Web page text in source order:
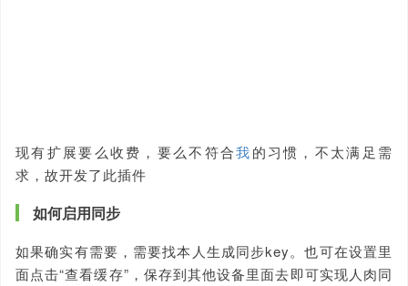
现有扩展要么收费，要么不符合我的习惯，不太满足需
求，故开发了此插件
如何启用同步
如果确实有需要，需要找本人生成同步key。也可在设置里
面点击“查看缓存”，保存到其他设备里面去即可实现人肉同